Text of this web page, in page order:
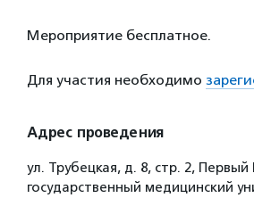
Мероприятие бесплатное.
Для участия необходимо
Адрес проведения
ул. Трубецкая, д. 8, стр. 2,
государственный медицинский